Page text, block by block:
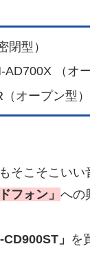
閉型）
（オ
オープン型）
そこそこい
フォン」 への
CD900ST」 を